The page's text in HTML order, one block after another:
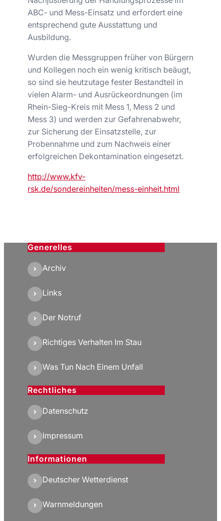
ABC- und Mess-Einsatz und erfordert eine
entsprechend gute Ausstattung und
Ausbildung.
Wurden die Messgruppen früher von Bürgern
und Kollegen noch ein wenig kritisch beäugt,
so sind sie heutzutage fester Bestandteil in
vielen Alarm- und Ausrückeordnungen (im
Rhein-Sieg-Kreis mit Mess 1, Mess 2 und
Mess 3) und werden zur Gefahrenabwehr,
zur Sicherung der Einsatzstelle, zur
Probennahme und zum Nachweis einer
erfolgreichen Dekontamination eingesetzt.
http://www.kfv-
rsk.de/sondereinheiten/mess-einheit.html
Generelles
Archiv
Links
Der Notruf
Richtiges Verhalten Im Stau
Was Tun Nach Einem Unfall
Rechtliches
Datenschutz
Impressum
Informationen
Deutscher Wetterdienst
Warnmeldungen